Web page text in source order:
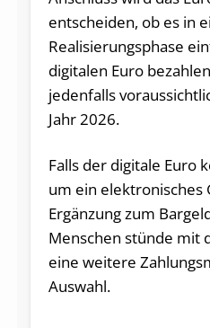
entscheiden, ob es in
Realisierungsphase
digitalen Euro
jedenfalls
Jahr 2026.
Falls der digitale Euro
um ein elektronisches
Ergänzung zum
Menschen stünde mit
eine weitere
Auswahl.